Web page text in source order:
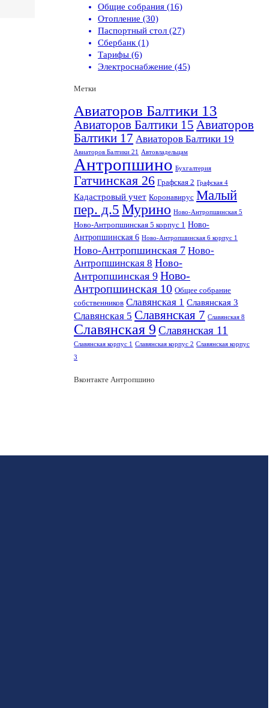
Общие собрания (16)
Отопление (30)
Паспортный стол (27)
Сбербанк (1)
Тарифы (6)
Электроснабжение (45)
Метки
Авиаторов Балтики 13
Авиаторов Балтики 15 Авиаторов
Балтики 17 Авиаторов Балтики 19
Авиаторов Балтики 21 Автовладельцам
Антропшино Бухгалтерия
Гатчинская 26 Графская 2 Графская 4
Кадастровый учет Коронавирус Малый
пер. д.5Мурино Ново-Антропшинская 5
Ново-Антропшинская 5 корпус 1 Ново-
Антропшинская 6 Ново-Антропшинская 6 корпус 1
Ново-Антропшинская 7 Ново-
Антропшинская 8 Ново-
Антропшинская 9 Ново-
Антропшинская 10 Общее собрание
собственников Славянская 1 Славянская 3
Славянская 5 Славянская 7 Славянская 8
Славянская 9 Славянская 11
Славянская корпус 1 Славянская корпус 2 Славянская корпус
3
Вконтакте Антропшино